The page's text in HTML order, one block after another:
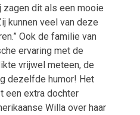
zagen dit als een mooie
kunnen veel van deze
Ook de familie van
ervaring met de
vrijwel meteen, de
dezelfde humor! Het
een extra dochter
Willa over haar